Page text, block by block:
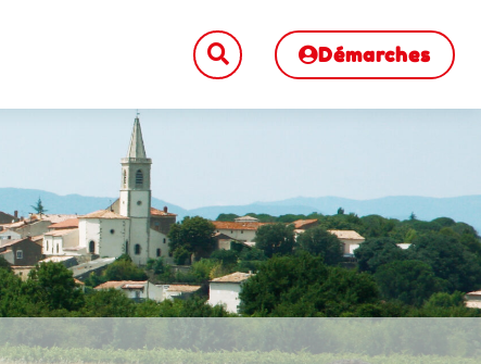
Démarches